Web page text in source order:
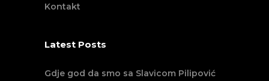
Kontakt
Latest Posts
Gdje god da smo sa Slavicom Pilipović